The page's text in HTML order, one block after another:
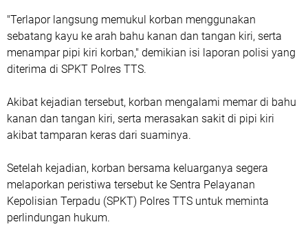
"Terlapor langsung memukul korban menggunakan
sebatang kayu ke arah bahu kanan dan tangan kiri, serta
menampar pipi kiri korban," demikian isi laporan polisi yang
diterima di SPKT Polres TTS.
Akibat kejadian tersebut, korban mengalami memar di bahu
kanan dan tangan kiri, serta merasakan sakit di pipi kiri
akibat tamparan keras dari suaminya.
Setelah kejadian, korban bersama keluarganya segera
melaporkan peristiwa tersebut ke Sentra Pelayanan
Kepolisian Terpadu (SPKT) Polres TTS untuk meminta
perlindungan hukum.